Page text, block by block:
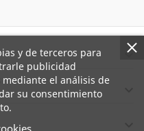

y de terceros para
publicidad
el análisis de
su consentimiento